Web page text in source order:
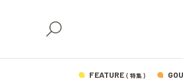
FEATURE ( 特集 )